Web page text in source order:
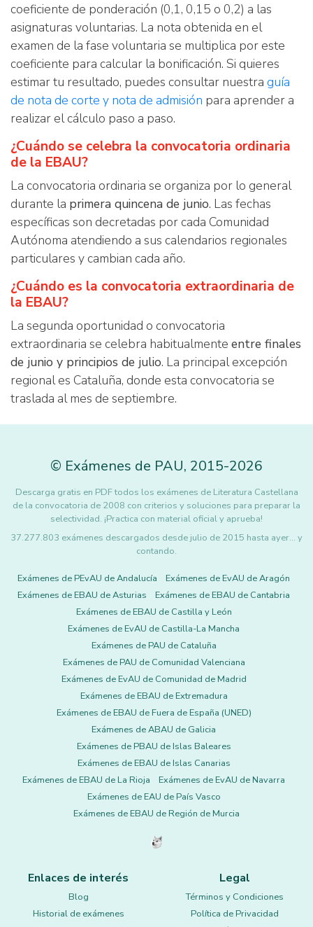
coeficiente de ponderación (0,1, 0,15 o 0,2) a las
asignaturas voluntarias. La nota obtenida en el
examen de la fase voluntaria se multiplica por este
coeficiente para calcular la bonificación. Si quieres
estimar tu resultado, puedes consultar nuestra guía
de nota de corte y nota de admisión para aprender a
realizar el cálculo paso a paso.
¿Cuándo se celebra la convocatoria ordinaria
de la EBAU?
La convocatoria ordinaria se organiza por lo general
durante la primera quincena de junio. Las fechas
específicas son decretadas por cada Comunidad
Autónoma atendiendo a sus calendarios regionales
particulares y cambian cada año.
¿Cuándo es la convocatoria extraordinaria de
la EBAU?
La segunda oportunidad o convocatoria
extraordinaria se celebra habitualmente entre finales
de junio y principios de julio. La principal excepción
regional es Cataluña, donde esta convocatoria se
traslada al mes de septiembre.
© Exámenes de PAU, 2015-2026
Descarga gratis en PDF todos los exámenes de Literatura Castellana
de la convocatoria de 2008 con criterios y soluciones para preparar la
selectividad. ¡Practica con material oficial y aprueba!
37.277.803 exámenes descargados desde julio de 2015 hasta ayer... y
contando.
Exámenes de PEvAU de Andalucía
Exámenes de EvAU de Aragón
Exámenes de EBAU de Asturias
Exámenes de EBAU de Cantabria
Exámenes de EBAU de Castilla y León
Exámenes de EvAU de Castilla-La Mancha
Exámenes de PAU de Cataluña
Exámenes de PAU de Comunidad Valenciana
Exámenes de EvAU de Comunidad de Madrid
Exámenes de EBAU de Extremadura
Exámenes de EBAU de Fuera de España (UNED)
Exámenes de ABAU de Galicia
Exámenes de PBAU de Islas Baleares
Exámenes de EBAU de Islas Canarias
Exámenes de EBAU de La Rioja
Exámenes de EvAU de Navarra
Exámenes de EAU de País Vasco
Exámenes de EBAU de Región de Murcia
Enlaces de interés
Blog
Historial de exámenes
Legal
Términos y Condiciones
Política de Privacidad